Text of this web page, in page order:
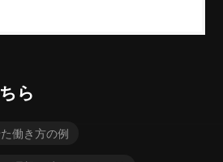
ら
働き方の例